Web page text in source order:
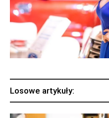
Losowe artykuły: